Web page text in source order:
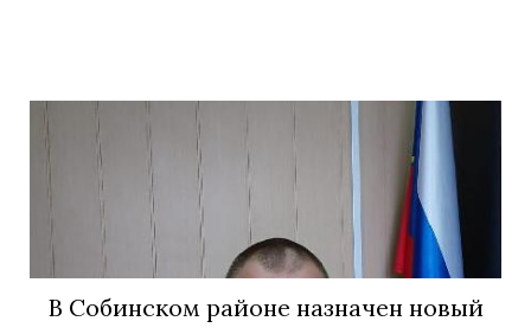
В Собинском районе назначен новый